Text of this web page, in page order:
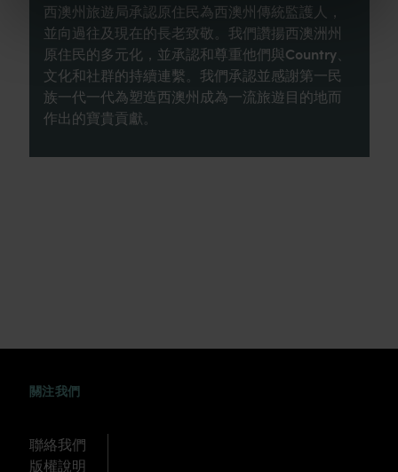
西澳州旅遊局承認原住民為西澳州傳統監護人，
並向過往及現在的長老致敬。我們讚揚西澳洲州
原住民的多元化，並承認和尊重他們與Country、
文化和社群的持續連繫。我們承認並感謝第一民
族一代一代為塑造西澳州成為一流旅遊目的地而
作出的寶貴貢獻。
關注我們
聯絡我們
版權說明